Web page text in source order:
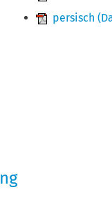
persisch